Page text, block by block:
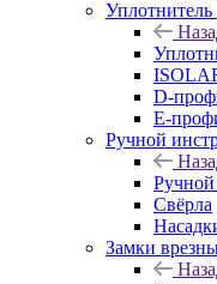
Уплотнитель
D-
Е-
Ручной
Свёрла
Замки